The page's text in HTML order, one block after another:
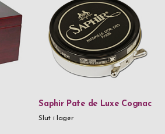
Saphir Pate de Luxe Cognac
Slut i lager